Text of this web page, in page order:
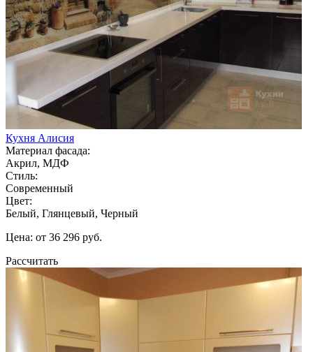
Кухня Алисия
Материал фасада:
Акрил, МДФ
Стиль:
Современный
Цвет:
Белый, Глянцевый, Черный
Цена: от 36 296 руб.
Рассчитать